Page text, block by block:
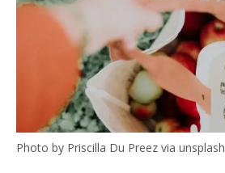
Photo by Priscilla Du Preez via unsplash